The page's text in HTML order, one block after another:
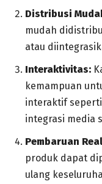
Distribusi
mudah
atau
Interaktivitas:
kemampuan
interaktif
integrasi media
Pembaruan
produk dapat
ulang